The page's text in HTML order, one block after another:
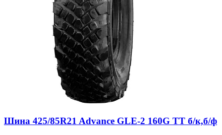
Шина 425/85R21 Advance GLE-2 160G ТТ б/к,б/ф